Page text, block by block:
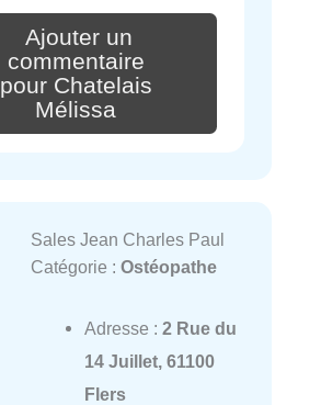
Ajouter un
commentaire
pour Chatelais
Mélissa
Sales Jean Charles Paul
Catégorie : Ostéopathe
Adresse : 2 Rue du
14 Juillet, 61100
Flers